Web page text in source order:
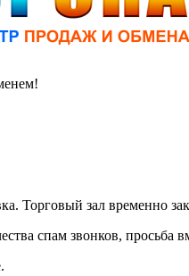
Торговый зал временно
спам звонков, просьба